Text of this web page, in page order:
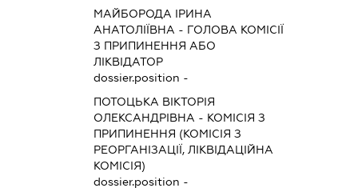
МАЙБОРОДА ІРИНА
АНАТОЛІЇВНА - ГОЛОВА КОМІСІЇ
З ПРИПИНЕННЯ АБО
ЛІКВІДАТОР
dossier.position -
ПОТОЦЬКА ВІКТОРІЯ
ОЛЕКСАНДРІВНА - КОМІСІЯ З
ПРИПИНЕННЯ (КОМІСІЯ З
РЕОРГАНІЗАЦІЇ, ЛІКВІДАЦІЙНА
КОМІСІЯ)
dossier.position -